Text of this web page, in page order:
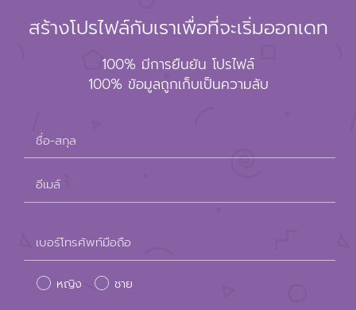
สร้างโปรไฟล์กับเราเพื่อที่จะเริ่มออกเดท
100% มีการยืนยัน โปรไฟล์
100% ข้อมูลถูกเก็บเป็นความลับ
ชื่อ-สกุล
อีเมล์
leave
this
เบอร์โทรศัพท์มือถือ
หญิง ชาย